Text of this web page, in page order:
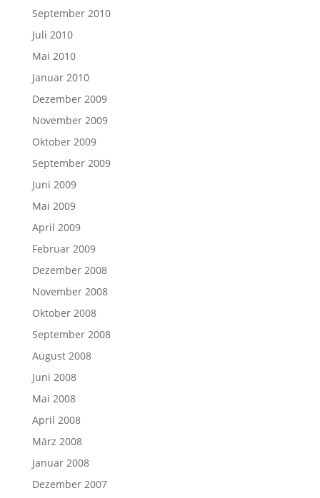
September 2010
Juli 2010
Mai 2010
Januar 2010
Dezember 2009
November 2009
Oktober 2009
September 2009
Juni 2009
Mai 2009
April 2009
Februar 2009
Dezember 2008
November 2008
Oktober 2008
September 2008
August 2008
Juni 2008
Mai 2008
April 2008
März 2008
Januar 2008
Dezember 2007